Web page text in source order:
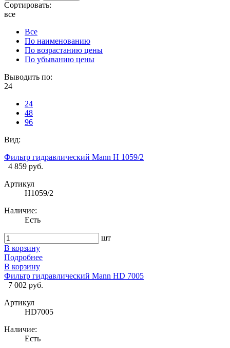
Сортировать:
все
Все
По наименованию
По возрастанию цены
По убыванию цены
Выводить по:
24
24
48
96
Вид:
Фильтр гидравлический Mann H 1059/2
4 859 руб.
Артикул
H1059/2
Наличие:
Есть
шт
В корзину
Подробнее
В корзину
Фильтр гидравлический Mann HD 7005
7 002 руб.
Артикул
HD7005
Наличие:
Есть